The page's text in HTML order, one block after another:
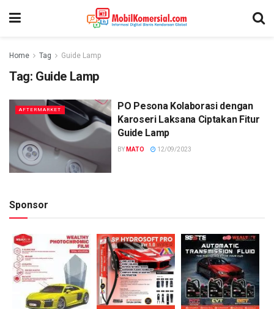
Home Tag Guide Lamp
Tag: Guide Lamp
AFTERMARKET
PO Pesona Kolaborasi dengan
Karoseri Laksana Ciptakan Fitur
Guide Lamp
BY MATO 12/09/2023
Sponsor